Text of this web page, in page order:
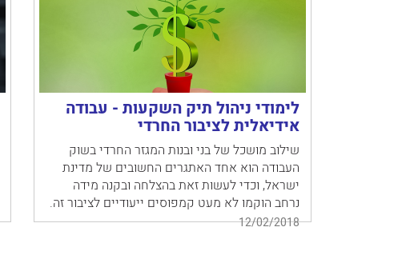
לימודי ניהול תיק השקעות - עבודה
אידיאלית לציבור החרדי
שילוב מושכל של בני ובנות המגזר החרדי בשוק
העבודה הוא אחד האתגרים החשובים של מדינת
ישראל, וכדי לעשות זאת בהצלחה ובקנה מידה
נרחב הוקמו לא מעט קמפוסים ייעודיים לציבור זה.
12/02/2018